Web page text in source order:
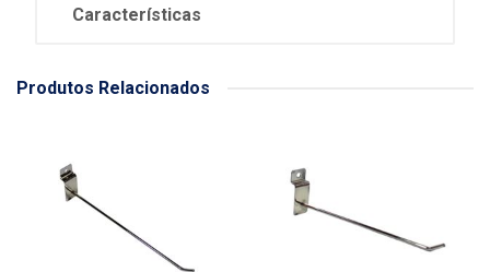
Características
Produtos Relacionados